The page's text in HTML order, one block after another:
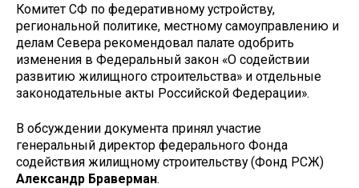
Комитет СФ по федеративному устройству,
региональной политике, местному самоуправлению и
делам Севера рекомендовал палате одобрить
изменения в Федеральный закон «О содействии
развитию жилищного строительства» и отдельные
законодательные акты Российской Федерации».
В обсуждении документа принял участие
генеральный директор федерального Фонда
содействия жилищному строительству (Фонд РСЖ)
Александр Браверман.